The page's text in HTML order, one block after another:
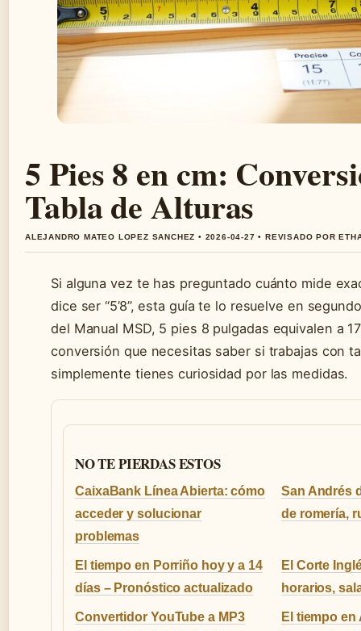
5 Pies 8 en cm:
Tabla de Alturas
ALEJANDRO MATEO LOPEZ SANCHEZ • 2026-04-27 • REVISADO POR
Si alguna vez te has preguntado cuánto mide
dice ser “5’8”, esta guía te lo resuelve en
del Manual MSD, 5 pies 8 pulgadas equivalen a
conversión que necesitas saber si trabajas con
simplemente tienes curiosidad por las medidas.
NO TE PIERDAS ESTOS
CaixaBank Línea Abierta: cómo
acceder y solucionar
problemas
San Andrés
de romería,
El tiempo en Porriño hoy y a 14
días – Pronóstico actualizado
El Corte
horarios,
Convertidor YouTube a MP3
El tiempo en